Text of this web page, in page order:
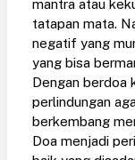
mantra atau
tatapan mata.
negatif yang
yang bisa
Dengan berdoa
perlindungan
berkembang
Doa menjadi